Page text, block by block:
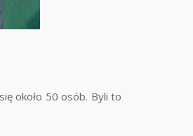
około 50 osób. Byli to